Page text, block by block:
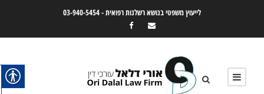
לייעוץ משפטי בנושא רשלנות רפואית -03-940-5454